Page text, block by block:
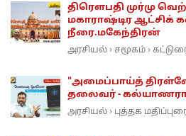
திரெளபதி முர்மு
மகாராஷ்டிர ஆட்சிக்
நீரை.மகேந்திரன்
அரசியல் › சமூகம் ›
"அமைப்பாய்த்
தலைவர் -
அரசியல் › புத்தக